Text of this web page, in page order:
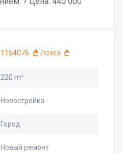
1154076 /5245.8
220 m²
Новостройка
Город
Новый ремонт